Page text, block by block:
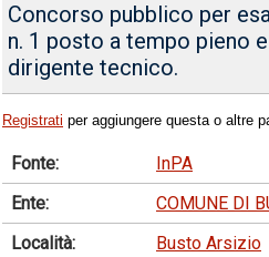
Concorso pubblico per
n. 1 posto a tempo pieno
dirigente tecnico.
Registrati per aggiungere questa o altre
Fonte:
InPA
Ente:
COMUNE DI
Località:
Busto Arsizio